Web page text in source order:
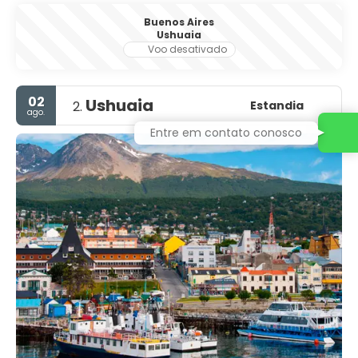
Buenos Aires
Ushuaia
Voo desativado
02
ago. 2. Ushuaia Estandia
Entre em contato conosco